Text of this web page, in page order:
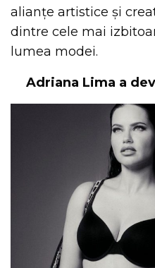
alianțe artistice și
dintre cele mai
lumea modei.
Adriana Lima a